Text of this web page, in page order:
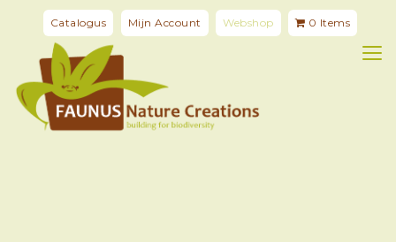
Catalogus Mijn Account Webshop 0 Items